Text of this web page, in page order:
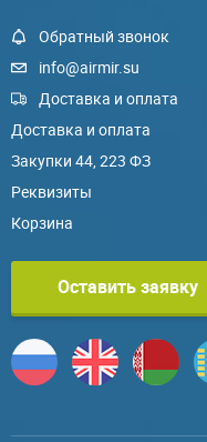
Обратный звонок
info@airmir.su
Доставка и оплата
Доставка и оплата
Закупки 44, 223 ФЗ
Реквизиты
Корзина
Оставить заявку